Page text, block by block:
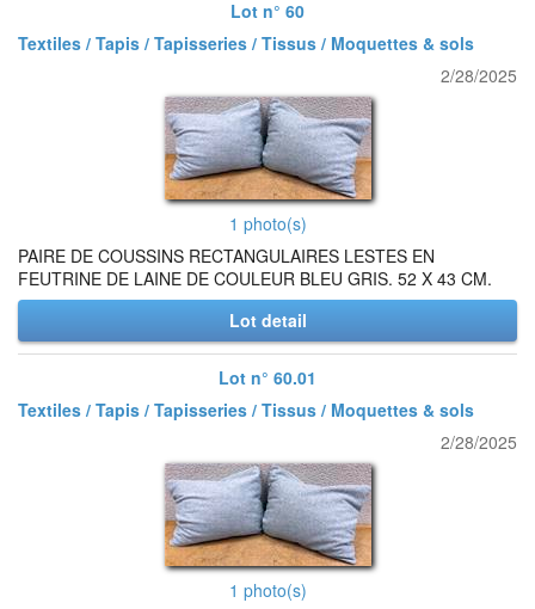
Lot n° 60
Textiles / Tapis / Tapisseries / Tissus / Moquettes & sols
2/28/2025
1 photo(s)
PAIRE DE COUSSINS RECTANGULAIRES LESTES EN
FEUTRINE DE LAINE DE COULEUR BLEU GRIS. 52 X 43 CM.
Lot detail
Lot n° 60.01
Textiles / Tapis / Tapisseries / Tissus / Moquettes & sols
2/28/2025
1 photo(s)